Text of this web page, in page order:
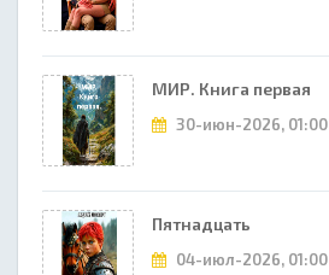
МИР. Книга первая
30-июн-2026, 01:00
Пятнадцать
04-июл-2026, 01:00